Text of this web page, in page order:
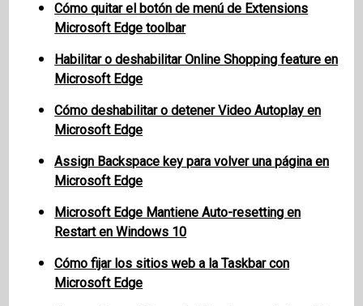
Cómo quitar el botón de menú de Extensions
Microsoft Edge toolbar
Habilitar o deshabilitar Online Shopping feature en
Microsoft Edge
Cómo deshabilitar o detener Video Autoplay en
Microsoft Edge
Assign Backspace key para volver una página en
Microsoft Edge
Microsoft Edge Mantiene Auto-resetting en
Restart en Windows 10
Cómo fijar los sitios web a la Taskbar con
Microsoft Edge